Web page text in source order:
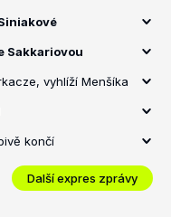
Sakkariovou
vyhlíží Menšíka
končí
Další expres zprávy